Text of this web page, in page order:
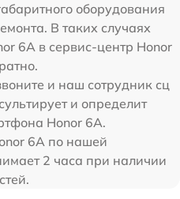
оборудования
В таких случаях
6A в сервис-центр Honor
и наш сотрудник сц
и определит
Honor 6A.
6A по нашей
2 часа при наличии